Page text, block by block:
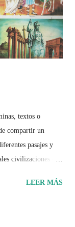
textos o
compartir un
pasajes y
civilizaciones que
LEER MÁS